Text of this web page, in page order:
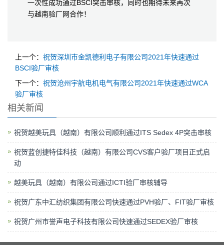
一次性成功通过BSCI突击审核，同时也期待未来再次
与越南验厂网合作！
上一个： 祝贺深圳市金凯德利电子有限公司2021年快速通过
BSCI验厂审核
下一个： 祝贺沧州宇航电机电气有限公司2021年快速通过WCA
验厂审核
相关新闻
祝贺越美玩具（越南）有限公司顺利通过ITS Sedex 4P突击审核
祝贺蓝创捷特佳科技（越南）有限公司CVS客户验厂项目正式启
动
越美玩具（越南）有限公司通过ICTI验厂审核辅导
祝贺广东中汇纺织集团有限公司快速通过PVH验厂、FIT验厂审核
祝贺广州市誉声电子科技有限公司快速通过SEDEX验厂审核